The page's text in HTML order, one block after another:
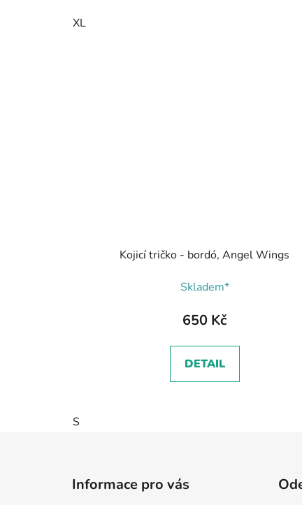
XL
Kojicí tričko - bordó, Angel Wings
Skladem*
650 Kč
DETAIL
S
Informace pro vás